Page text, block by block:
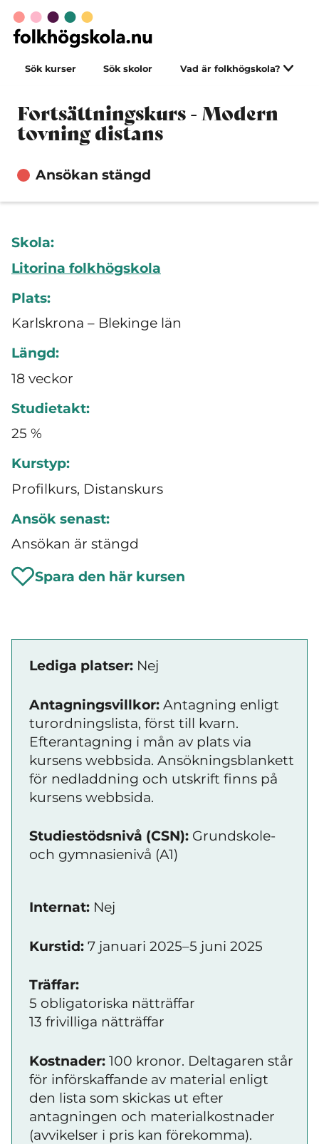
Sök kurser Sök skolor Vad är folkhögskola?
Fortsättningskurs - Modern
tovning distans
Ansökan stängd
Skola:
Litorina folkhögskola
Plats:
Karlskrona – Blekinge län
Längd:
18 veckor
Studietakt:
25 %
Kurstyp:
Profilkurs, Distanskurs
Ansök senast:
Ansökan är stängd
Spara den här kursen
Lediga platser: Nej
Antagningsvillkor: Antagning enligt
turordningslista, först till kvarn.
Efterantagning i mån av plats via
kursens webbsida. Ansökningsblankett
för nedladdning och utskrift finns på
kursens webbsida.
Studiestödsnivå (CSN): Grundskole-
och gymnasienivå (A1)
Internat: Nej
Kurstid: 7 januari 2025–5 juni 2025
Träffar:
5 obligatoriska nätträffar
13 frivilliga nätträffar
Kostnader: 100 kronor. Deltagaren står
för införskaffande av material enligt
den lista som skickas ut efter
antagningen och materialkostnader
(avvikelser i pris kan förekomma).